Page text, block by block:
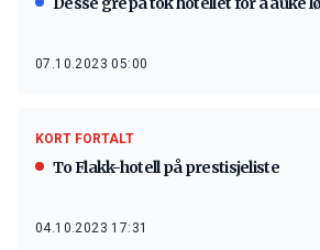
07.10.2023 05:00
KORT FORTALT
To Flakk-hotell på prestisjeliste
04.10.2023 17:31